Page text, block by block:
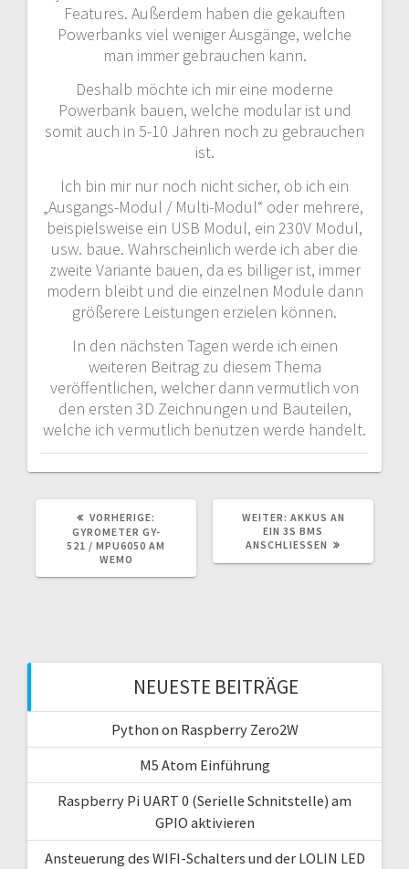
Features. Außerdem haben die gekauften
Powerbanks viel weniger Ausgänge, welche
man immer gebrauchen kann.
Deshalb möchte ich mir eine moderne
Powerbank bauen, welche modular ist und
somit auch in 5-10 Jahren noch zu gebrauchen
ist.
Ich bin mir nur noch nicht sicher, ob ich ein
„Ausgangs-Modul / Multi-Modul“ oder mehrere,
beispielsweise ein USB Modul, ein 230V Modul,
usw. baue. Wahrscheinlich werde ich aber die
zweite Variante bauen, da es billiger ist, immer
modern bleibt und die einzelnen Module dann
größerere Leistungen erzielen können.
In den nächsten Tagen werde ich einen
weiteren Beitrag zu diesem Thema
veröffentlichen, welcher dann vermutlich von
den ersten 3D Zeichnungen und Bauteilen,
welche ich vermutlich benutzen werde handelt.
VORHERIGE:
BEITRAG:
GYROMETER GY-
521 / MPU6050 AM
WEMO
WEITER: NÄCHSTER
BEITRAG:
AKKUS AN
EIN 3S BMS
ANSCHLIESSEN
NEUESTE BEITRÄGE
Python on Raspberry Zero2W
M5 Atom Einführung
Raspberry Pi UART 0 (Serielle Schnitstelle) am
GPIO aktivieren
Ansteuerung des WIFI-Schalters und der LOLIN LED